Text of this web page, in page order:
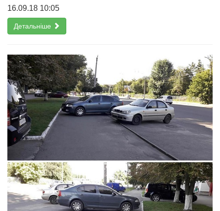
16.09.18 10:05
Детальніше